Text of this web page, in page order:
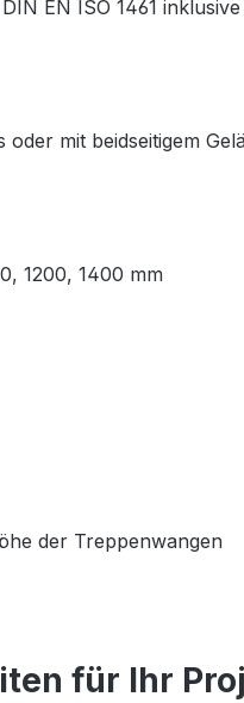
EN ISO 1461
mit beidseitigem
1200, 1400 mm
der Treppenwangen
für Ihr